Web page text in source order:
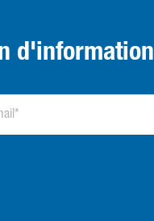
d'information